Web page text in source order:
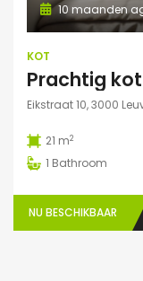
10 maanden
KOT
Eikstraat 10, 3000
21 m2
1 Bathroom
NU BESCHIKBAAR